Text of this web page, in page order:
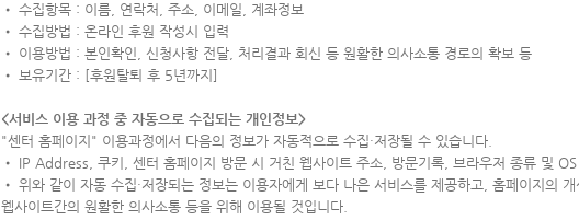
• 수집항목 : 이름, 연락처, 주소, 이메일, 계좌정보
• 수집방법 : 온라인 후원 작성시 입력
• 이용방법 : 본인확인, 신청사항 전달, 처리결과 회신 등 원활한 의사소통 경로의 확보 등
• 보유기간 : [후원탈퇴 후 5년까지]
<서비스 이용 과정 중 자동으로 수집되는 개인정보>
"센터 홈페이지" 이용과정에서 다음의 정보가 자동적으로 수집·저장될 수 있습니다.
• IP Address, 쿠키, 센터 홈페이지 방문 시 거친 웹사이트 주소, 방문기록, 브라우저 종류 및
• 위와 같이 자동 수집·저장되는 정보는 이용자에게 보다 나은 서비스를 제공하고, 홈페이지의
웹사이트간의 원활한 의사소통 등을 위해 이용될 것입니다.